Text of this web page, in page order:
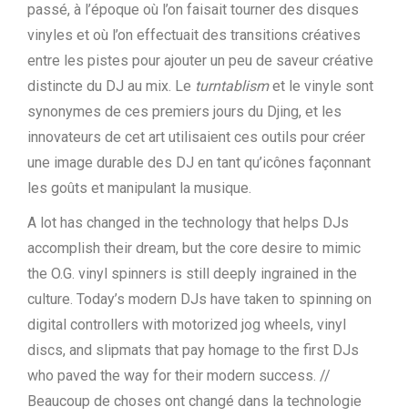
passé, à l’époque où l’on faisait tourner des disques
vinyles et où l’on effectuait des transitions créatives
entre les pistes pour ajouter un peu de saveur créative
distincte du DJ au mix. Le turntablismet le vinyle sont
synonymes de ces premiers jours du Djing, et les
innovateurs de cet art utilisaient ces outils pour créer
une image durable des DJ en tant qu’icônes façonnant
les goûts et manipulant la musique.
A lot has changed in the technology that helps DJs
accomplish their dream, but the core desire to mimic
the O.G. vinyl spinners is still deeply ingrained in the
culture. Today’s modern DJs have taken to spinning on
digital controllers with motorized jog wheels, vinyl
discs, and slipmats that pay homage to the first DJs
who paved the way for their modern success. //
Beaucoup de choses ont changé dans la technologie